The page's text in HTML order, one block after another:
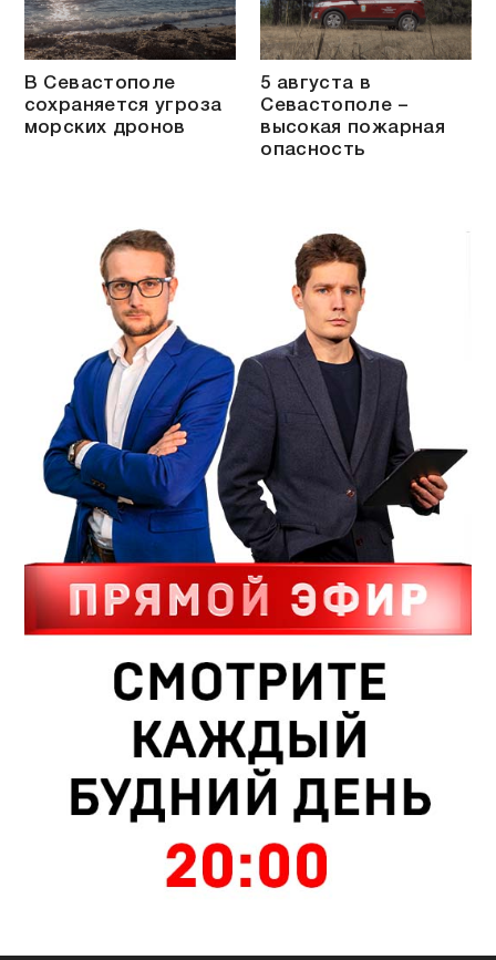
В Севастополе
сохраняется угроза
морских дронов
5 августа в
Севастополе –
высокая пожарная
опасность